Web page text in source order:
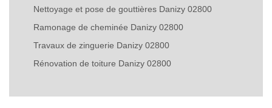
Nettoyage et pose de gouttières Danizy 02800
Ramonage de cheminée Danizy 02800
Travaux de zinguerie Danizy 02800
Rénovation de toiture Danizy 02800